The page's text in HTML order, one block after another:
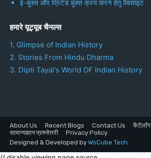
ई-बुक्स और प्रिंटेड बुक्स क्रय करने हेतु वैबसाइट
हमारे यूट्यूब चैनल्स
1. Glimpse of Indian History
2. Stories From Hindu Dharma
3. Dipti Tayal's World OF Indian History
About Us Recent Blogs Contact Us
कैटेलॉग
सामान्यज्ञान प्रश्नोत्तरी
Privacy Policy
Designed & Developed by WsCube Tech